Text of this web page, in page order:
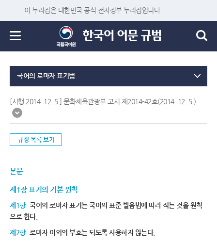
이 누리집은 대한민국 공식 전자정부 누리집입니다.
국어의 로마자 표기법
[시행 2014. 12. 5.] 문화체육관광부 고시 제2014-42호(2014. 12. 5.)
규정 목록 보기
본문
제1장 표기의 기본 원칙
제1항 국어의 로마자 표기는 국어의 표준 발음법에 따라 적는 것을 원칙
으로 한다.
제2항 로마자 이외의 부호는 되도록 사용하지 않는다.